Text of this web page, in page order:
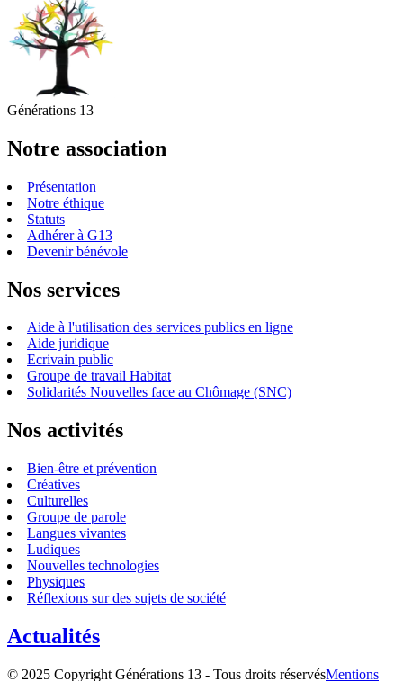
Générations 13
Notre association
Présentation
Notre éthique
Statuts
Adhérer à G13
Devenir bénévole
Nos services
Aide à l'utilisation des services publics en ligne
Aide juridique
Ecrivain public
Groupe de travail Habitat
Solidarités Nouvelles face au Chômage (SNC)
Nos activités
Bien-être et prévention
Créatives
Culturelles
Groupe de parole
Langues vivantes
Ludiques
Nouvelles technologies
Physiques
Réflexions sur des sujets de société
Actualités
© 2025 Copyright Générations 13 - Tous droits réservésMentions